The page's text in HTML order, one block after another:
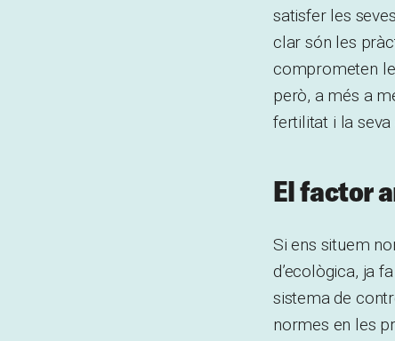
satisfer les
clar són les
comprometen
però, a més a
fertilitat i la
El factor
Si ens situem
d’ecològica, ja
sistema de
normes en les